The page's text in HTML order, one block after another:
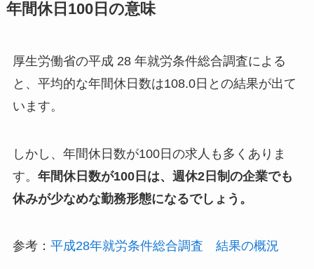
年間休日100日の意味
厚生労働省の平成 28 年就労条件総合調査による
と、平均的な年間休日数は108.0日との結果が出て
います。
しかし、年間休日数が100日の求人も多くありま
す。 年間休日数が100日は、週休2日制の企業でも
休みが少なめな勤務形態になるでしょう。
参考： 平成28年就労条件総合調査 結果の概況